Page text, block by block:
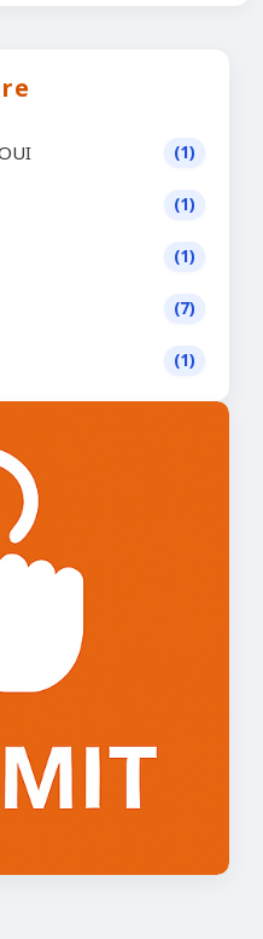
(1)
(1)
(1)
(7)
(1)